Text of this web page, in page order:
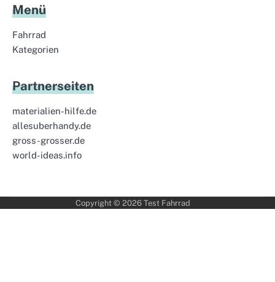
Menü
Fahrrad
Kategorien
Partnerseiten
materialien-hilfe.de
allesuberhandy.de
gross-grosser.de
world-ideas.info
Copyright © 2026 Test Fahrrad